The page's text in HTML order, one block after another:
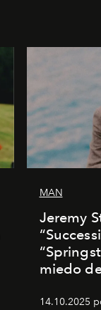
MAN
Jeremy
miedo
14.10.2025